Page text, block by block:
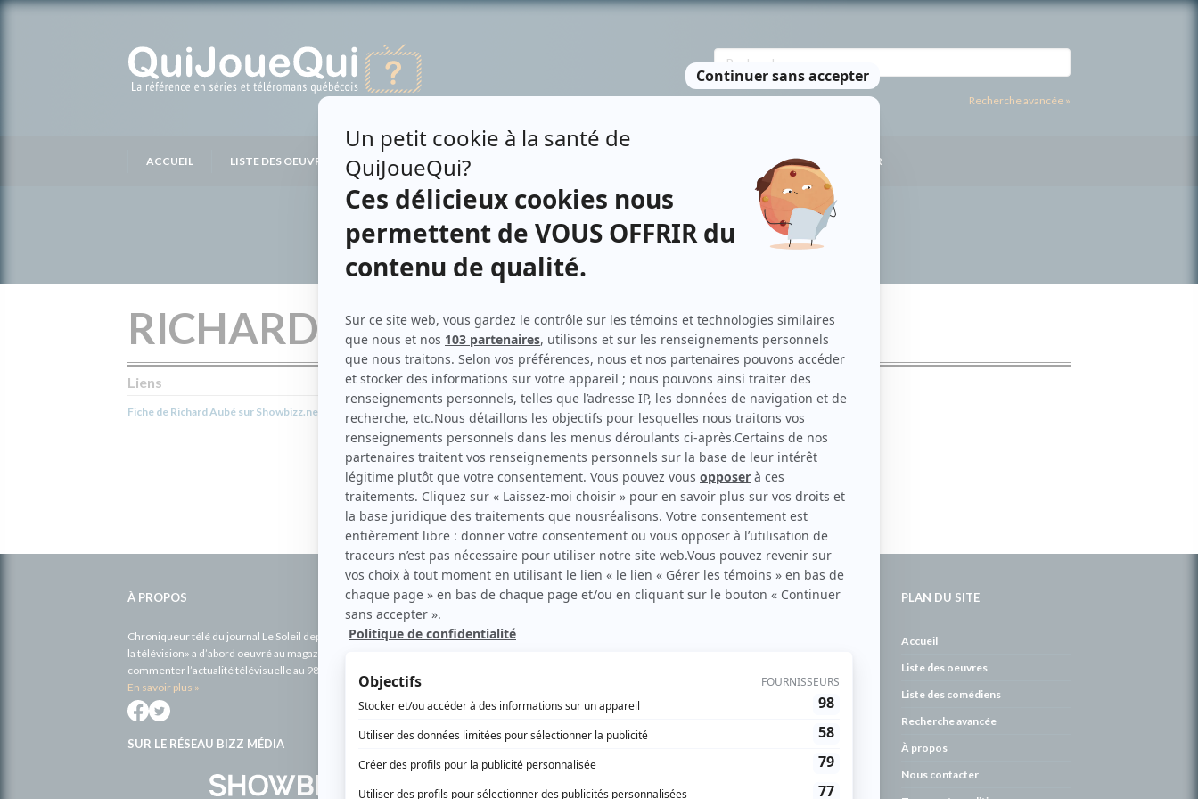
Recherche avancée »
ACCUEIL LISTE DES OEUVRES LISTE DES PERSONNES NOUS CONTACTER
RICHARD AUBÉ
Liens
Fiche de Richard Aubé sur Showbizz.net
Personnages
Les grands procès: L'affaire Durand (Cecil Wingo
Blanche(Bûcheron)
À PROPOS
Chroniqueur télé du journal Le Soleil depuis 2001, Richard Therrien carbure à son petit écran. Celui qu’on surnomme parfois «l’encyclopédie de
la télévision» a d’abord oeuvré au magazine TV Hebdo de 1996 à 2001. Sa spécialité: la télé québécoise. On peut l’entendre régulièrement
commenter l’actualité télévisuelle au 98,5.
En savoir plus »
SUR LE RÉSEAU BIZZ MÉDIA
PLAN DU SITE
Accueil
Liste des oeuvres
Liste des comédiens
Recherche avancée
À propos
Nous contacter